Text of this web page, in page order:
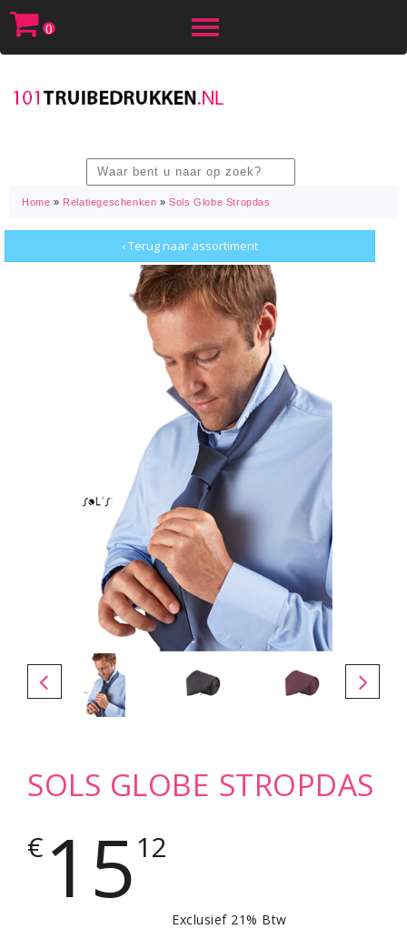
Toggle
0
Home » Relatiegeschenken »Sols Globe Stropdas
‹ Terug naar assortiment
SOLS GLOBE STROPDAS
€ 1512
Exclusief 21% Btw